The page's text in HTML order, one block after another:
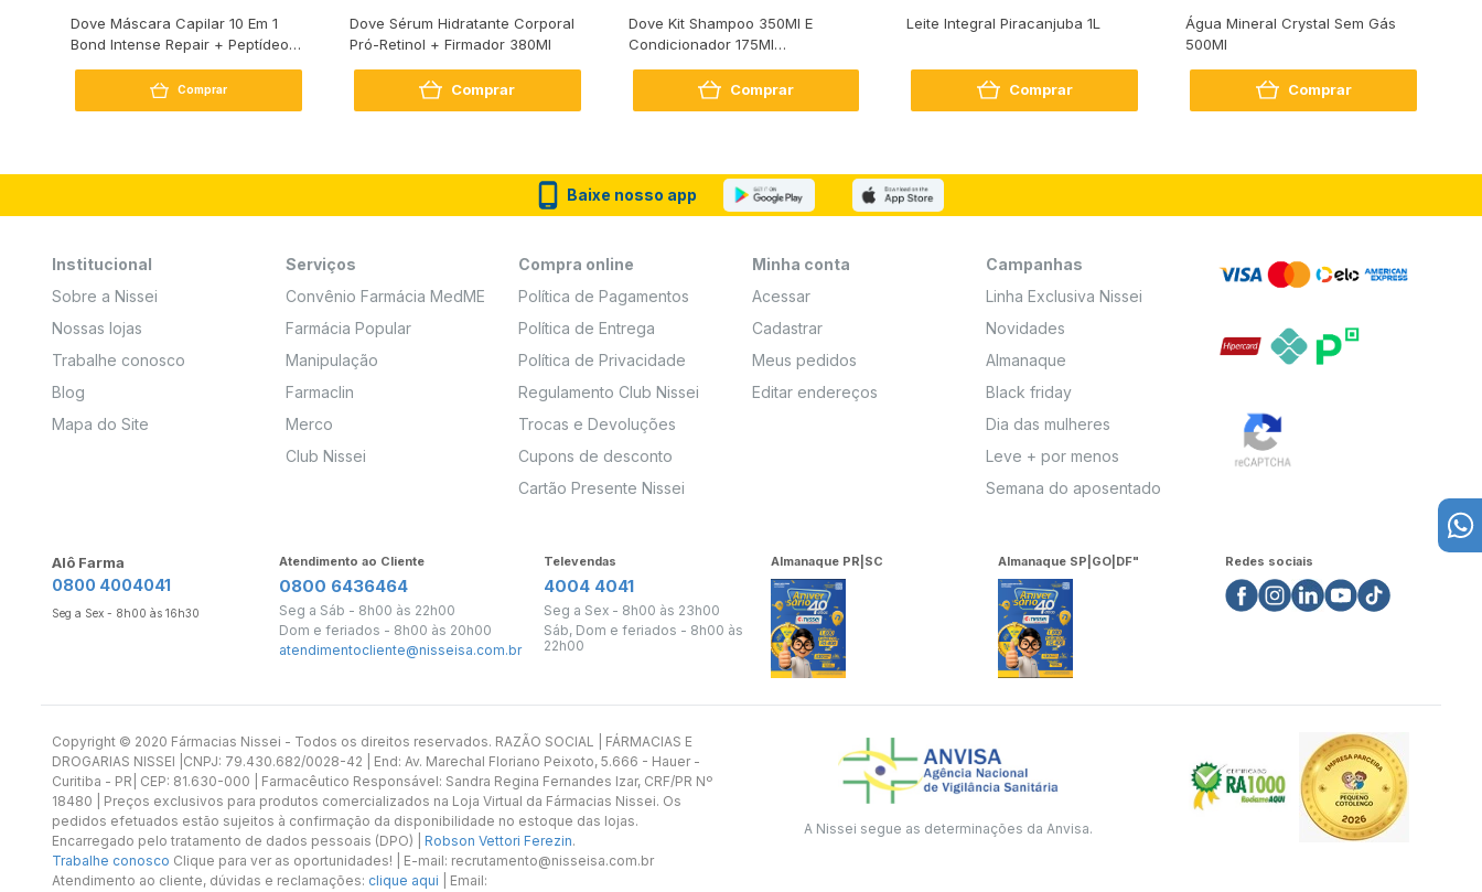
Dove Máscara Capilar 10 Em 1
Bond Intense Repair + Peptídeo
Comprar
Dove Sérum Hidratante Corporal
Pró-Retinol + Firmador 380Ml
Comprar
Dove Kit Shampoo 350Ml E
Condicionador 175Ml
Comprar
Leite Integral Piracanjuba 1L
Comprar
Água Mineral Crystal Sem Gás
500Ml
Comprar
Baixe nosso app
Institucional
Sobre a Nissei
Nossas lojas
Trabalhe conosco
Blog
Mapa do Site
Serviços
Convênio Farmácia MedME
Farmácia Popular
Manipulação
Farmaclin
Merco
Club Nissei
Compra online
Política de Pagamentos
Política de Entrega
Política de Privacidade
Regulamento Club Nissei
Trocas e Devoluções
Cupons de desconto
Cartão Presente Nissei
Minha conta
Acessar
Cadastrar
Meus pedidos
Editar endereços
Campanhas
Linha Exclusiva Nissei
Novidades
Almanaque
Black friday
Dia das mulheres
Leve + por menos
Semana do aposentado
Alô Farma
0800 4004041
Seg a Sex - 8h00 às 16h30
Atendimento ao Cliente
0800 6436464
Seg a Sáb - 8h00 às 22h00
Dom e feriados - 8h00 às 20h00
atendimentocliente@nisseisa.com.br
Televendas
4004 4041
Seg a Sex - 8h00 às 23h00
Sáb, Dom e feriados - 8h00 às
22h00
Almanaque PR|SC Almanaque SP|GO|DF" Redes sociais
Copyright ©️ 2020 Fármacias Nissei - Todos os direitos reservados. RAZÃO SOCIAL | FÁRMACIAS E
DROGARIAS NISSEI |CNPJ: 79.430.682/0028-42 | End: Av. Marechal Floriano Peixoto, 5.666 - Hauer -
Curitiba - PR| CEP: 81.630-000 | Farmacêutico Responsável: Sandra Regina Fernandes Izar, CRF/PR Nº
18480 | Preços exclusivos para produtos comercializados na Loja Virtual da Fármacias Nissei. Os
pedidos efetuados estão sujeitos à confirmação da disponibilidade no estoque das lojas.
Encarregado pelo tratamento de dados pessoais (DPO) | Robson Vettori Ferezin.
Trabalhe conosco Clique para ver as oportunidades! | E-mail: recrutamento@nisseisa.com.br
Atendimento ao cliente, dúvidas e reclamações: clique aqui | Email:
A Nissei segue as determinações da Anvisa.